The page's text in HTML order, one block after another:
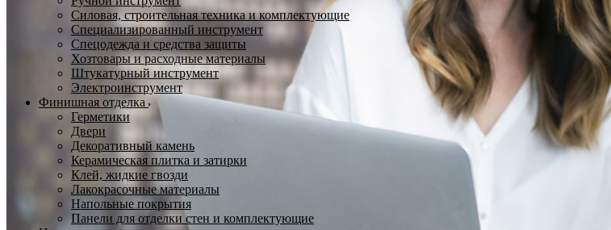
Силовая, строительная техника и комплектующие
Специализированный инструмент
Спецодежда и средства защиты
Хозтовары и расходные материалы
Штукатурный инструмент
Электроинструмент
Финишная отделка
Герметики
Двери
Декоративный камень
Керамическая плитка и затирки
Клей, жидкие гвозди
Лакокрасочные материалы
Напольные покрытия
Панели для отделки стен и комплектующие